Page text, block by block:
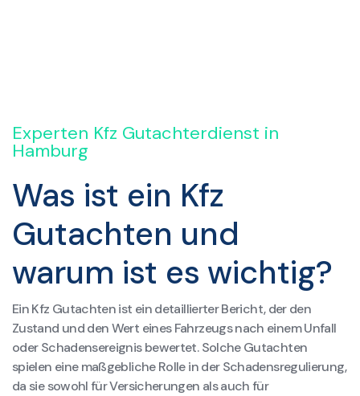
Experten Kfz Gutachterdienst in
Hamburg
Was ist ein Kfz
Gutachten und
warum ist es wichtig?
Ein Kfz Gutachten ist ein detaillierter Bericht, der den
Zustand und den Wert eines Fahrzeugs nach einem Unfall
oder Schadensereignis bewertet. Solche Gutachten
spielen eine maßgebliche Rolle in der Schadensregulierung,
da sie sowohl für Versicherungen als auch für